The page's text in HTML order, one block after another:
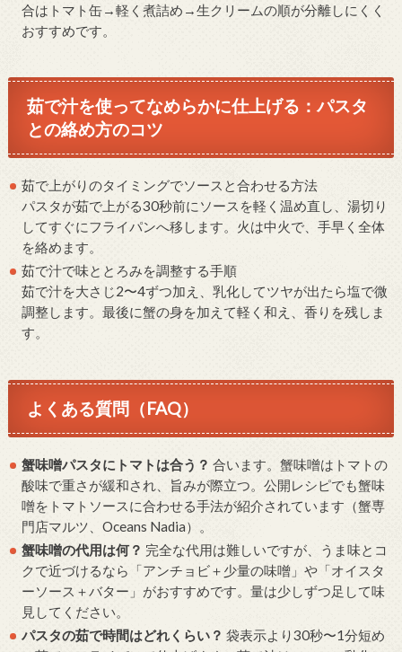
合はトマト缶→軽く煮詰め→生クリームの順が分離しにくく
おすすめです。
茹で汁を使ってなめらかに仕上げる：パスタ
との絡め方のコツ
茹で上がりのタイミングでソースと合わせる方法
パスタが茹で上がる30秒前にソースを軽く温め直し、湯切り
してすぐにフライパンへ移します。火は中火で、手早く全体
を絡めます。
茹で汁で味ととろみを調整する手順
茹で汁を大さじ2〜4ずつ加え、乳化してツヤが出たら塩で微
調整します。最後に蟹の身を加えて軽く和え、香りを残しま
す。
よくある質問（FAQ）
蟹味噌パスタにトマトは合う？ 合います。蟹味噌はトマトの
酸味で重さが緩和され、旨みが際立つ。公開レシピでも蟹味
噌をトマトソースに合わせる手法が紹介されています（蟹専
門店マルツ、Oceans Nadia）。
蟹味噌の代用は何？ 完全な代用は難しいですが、うま味とコ
クで近づけるなら「アンチョビ＋少量の味噌」や「オイスタ
ーソース＋バター」がおすすめです。量は少しずつ足して味
見してください。
パスタの茹で時間はどれくらい？ 袋表示より30秒〜1分短め